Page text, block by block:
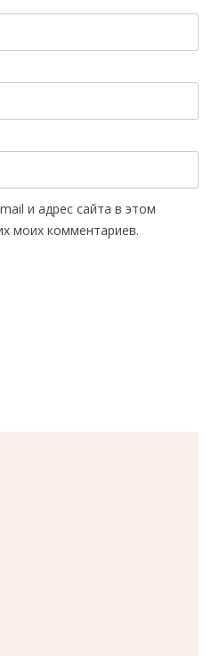
и адрес сайта в этом
моих комментариев.